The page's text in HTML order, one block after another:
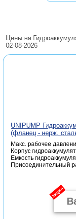
Цены на
02-08-2026
UNIPUMP
(фланец - нерж.
Макс. рабочее
Корпус
Емкость
Присоединительный
акция